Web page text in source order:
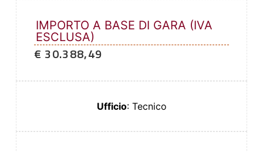
IMPORTO A BASE DI GARA (IVA
ESCLUSA)
€ 30.388,49
Ufficio: Tecnico